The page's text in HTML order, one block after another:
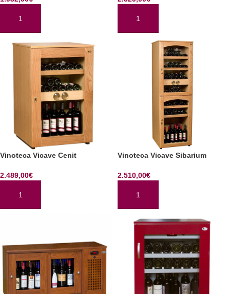
AÑADIR AL CARRITO AÑADIR AL CARRITO
Vinoteca Vicave Cenit
2.489,00€
AÑADIR AL CARRITO
Vinoteca Vicave Sibarium
2.510,00€
AÑADIR AL CARRITO